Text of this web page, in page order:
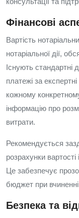
Фінансові
Вартість
нотаріальної дії,
Існують стандартні
платежі за
кожному
інформацію про
витрати.
Рекомендується
розрахунки
Це забезпечує
бюджет при
Безпека та